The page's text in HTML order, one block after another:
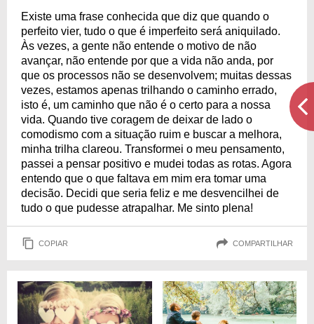
Existe uma frase conhecida que diz que quando o
perfeito vier, tudo o que é imperfeito será aniquilado.
Às vezes, a gente não entende o motivo de não
avançar, não entende por que a vida não anda, por
que os processos não se desenvolvem; muitas dessas
vezes, estamos apenas trilhando o caminho errado,
isto é, um caminho que não é o certo para a nossa
vida. Quando tive coragem de deixar de lado o
comodismo com a situação ruim e buscar a melhora,
minha trilha clareou. Transformei o meu pensamento,
passei a pensar positivo e mudei todas as rotas. Agora
entendo que o que faltava em mim era tomar uma
decisão. Decidi que seria feliz e me desvencilhei de
tudo o que pudesse atrapalhar. Me sinto plena!
COPIAR COMPARTILHAR